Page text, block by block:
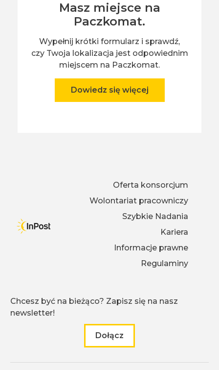
Masz miejsce na
Paczkomat.
Wypełnij krótki formularz i sprawdź,
czy Twoja lokalizacja jest odpowiednim
miejscem na Paczkomat.
Dowiedz się więcej
Oferta konsorcjum
Wolontariat pracowniczy
Szybkie Nadania
Kariera
Informacje prawne
Regulaminy
Chcesz być na bieżąco? Zapisz się na nasz
newsletter!
Dołącz
do naszego newslettera